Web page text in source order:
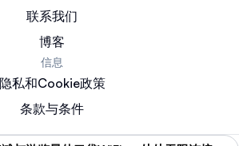
联系我们
博客
信息
隐私和Cookie政策
条款与条件